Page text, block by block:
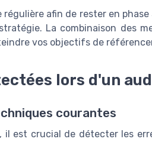
régulière afin de rester en
La combinaison des
vos objectifs de
lors d'un
courantes
il est crucial de détecter les